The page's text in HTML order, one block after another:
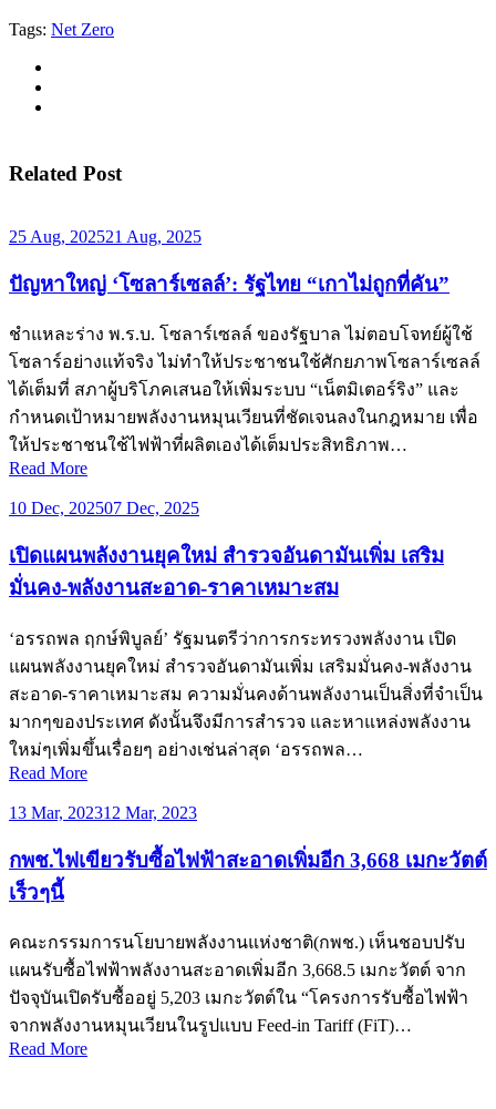
Tags: Net Zero
Related Post
25 Aug, 202521 Aug, 2025
ปัญหาใหญ่ ‘โซลาร์เซลล์’: รัฐไทย “เกาไม่ถูกที่คัน”
ชำแหละร่าง พ.ร.บ. โซลาร์เซลล์ ของรัฐบาล ไม่ตอบโจทย์ผู้ใช้
โซลาร์อย่างแท้จริง ไม่ทำให้ประชาชนใช้ศักยภาพโซลาร์เซลล์
ได้เต็มที่ สภาผู้บริโภคเสนอให้เพิ่มระบบ “เน็ตมิเตอร์ริง” และ
กำหนดเป้าหมายพลังงานหมุนเวียนที่ชัดเจนลงในกฎหมาย เพื่อ
ให้ประชาชนใช้ไฟฟ้าที่ผลิตเองได้เต็มประสิทธิภาพ…
Read More
10 Dec, 202507 Dec, 2025
เปิดแผนพลังงานยุคใหม่ สำรวจอันดามันเพิ่ม เสริม
มั่นคง-พลังงานสะอาด-ราคาเหมาะสม
‘อรรถพล ฤกษ์พิบูลย์’ รัฐมนตรีว่าการกระทรวงพลังงาน เปิด
แผนพลังงานยุคใหม่ สำรวจอันดามันเพิ่ม เสริมมั่นคง-พลังงาน
สะอาด-ราคาเหมาะสม ความมั่นคงด้านพลังงานเป็นสิ่งที่จำเป็น
มากๆของประเทศ ดังนั้นจึงมีการสำรวจ และหาแหล่งพลังงาน
ใหม่ๆเพิ่มขึ้นเรื่อยๆ อย่างเช่นล่าสุด ‘อรรถพล…
Read More
13 Mar, 202312 Mar, 2023
กพช.ไฟเขียวรับซื้อไฟฟ้าสะอาดเพิ่มอีก 3,668 เมกะวัตต์
เร็วๆนี้
คณะกรรมการนโยบายพลังงานแห่งชาติ(กพช.) เห็นชอบปรับ
แผนรับซื้อไฟฟ้าพลังงานสะอาดเพิ่มอีก 3,668.5 เมกะวัตต์ จาก
ปัจจุบันเปิดรับซื้ออยู่ 5,203 เมกะวัตต์ใน “โครงการรับซื้อไฟฟ้า
จากพลังงานหมุนเวียนในรูปแบบ Feed-in Tariff (FiT)…
Read More